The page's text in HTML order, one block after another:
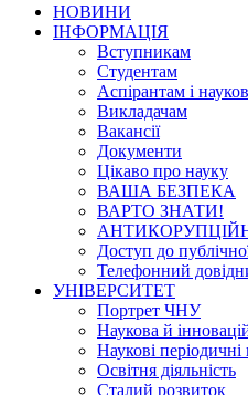
НОВИНИ
ІНФОРМАЦІЯ
Вступникам
Студентам
Аспірантам і
Викладачам
Вакансії
Документи
Цікаво про науку
ВАША БЕЗПЕКА
ВАРТО ЗНАТИ!
Доступ до
Телефонний
УНІВЕРСИТЕТ
Портрет ЧНУ
Наукова й
Наукові
Освітня діяльність
Сталий розвиток